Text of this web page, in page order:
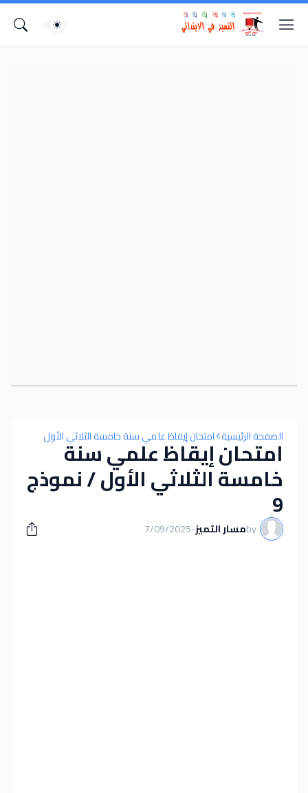
الصفحة الرئيسية امتحان إيقاظ علمي سنة خامسة الثلاثي الأول
امتحان إيقاظ علمي سنة
خامسة الثلاثي الأول / نموذج
9
byمسار التميز-
7/09/2025